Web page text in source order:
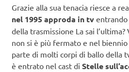
Grazie alla sua tenacia riesce a
nel 1995 approda in tv
della trasmissione La sai
non si è più fermato e nel
parte di molti corpi di ballo della
è entrato nel cast di Stelle